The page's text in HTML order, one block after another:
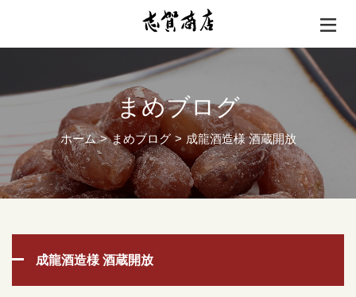
まめブログ
ホーム まめブログ 成龍酒造様 酒蔵開放
成龍酒造様 酒蔵開放